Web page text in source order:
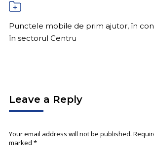
Punctele mobile de prim ajutor, în
în sectorul Centru
Leave a Reply
Your email address will not be published.
marked *